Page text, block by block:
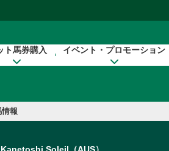
ト馬券購入 イベント・プロモーション
報